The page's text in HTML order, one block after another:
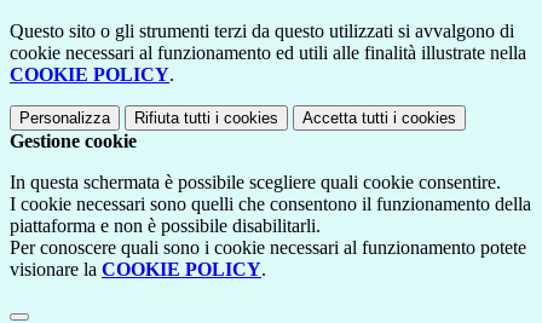
Questo sito o gli strumenti terzi da questo utilizzati si avvalgono di
cookie necessari al funzionamento ed utili alle finalità illustrate nella
COOKIE POLICY.
Personalizza Rifiuta tutti i cookies Accetta tutti i cookies
Gestione cookie
In questa schermata è possibile scegliere quali cookie consentire.
I cookie necessari sono quelli che consentono il funzionamento della
piattaforma e non è possibile disabilitarli.
Per conoscere quali sono i cookie necessari al funzionamento potete
visionare la COOKIE POLICY.